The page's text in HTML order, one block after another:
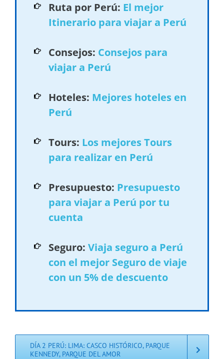
Ruta por Perú: El mejor
Itinerario para viajar a Perú
Consejos: Consejos para
viajar a Perú
Hoteles: Mejores hoteles en
Perú
Tours: Los mejores Tours
para realizar en Perú
Presupuesto: Presupuesto
para viajar a Perú por tu
cuenta
Seguro: Viaja seguro a Perú
con el mejor Seguro de viaje
con un 5% de descuento
DÍA 2 PERÚ: LIMA: CASCO HISTÓRICO, PARQUE
KENNEDY, PARQUE DEL AMOR